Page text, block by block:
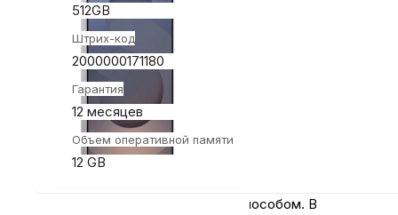
512GB
Штрих-код
2000000171180
Гарантия
12 месяцев
Объем оперативной памяти
12 GB
Оплачивайте покупки удобным способом. В